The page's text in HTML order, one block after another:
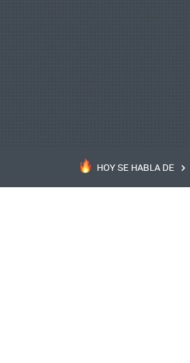
HOY SE HABLA DE